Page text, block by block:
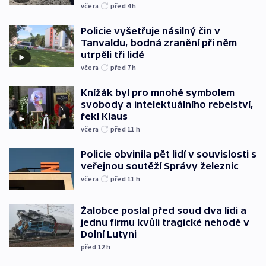
včera před 4h
Policie vyšetřuje násilný čin v
Tanvaldu, bodná zranění při něm
utrpěli tři lidé
včera před 7h
Knížák byl pro mnohé symbolem
svobody a intelektuálního rebelství,
řekl Klaus
včera před 11 h
Policie obvinila pět lidí v souvislosti s
veřejnou soutěží Správy železnic
včera před 11 h
Žalobce poslal před soud dva lidi a
jednu firmu kvůli tragické nehodě v
Dolní Lutyni
před 12 h